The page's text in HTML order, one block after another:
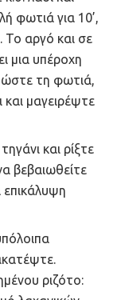
φωτιά για 10’,
Το αργό και σε
μια υπέροχη
τη φωτιά,
μαγειρέψτε
και ρίξτε
βεβαιωθείτε
επικάλυψη
ριζότο: